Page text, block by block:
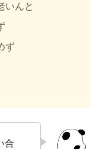
いんと
ず
合